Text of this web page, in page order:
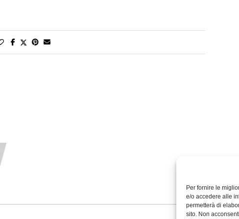
Per fornire le
e/o accedere alle
permetterà di
sito. Non